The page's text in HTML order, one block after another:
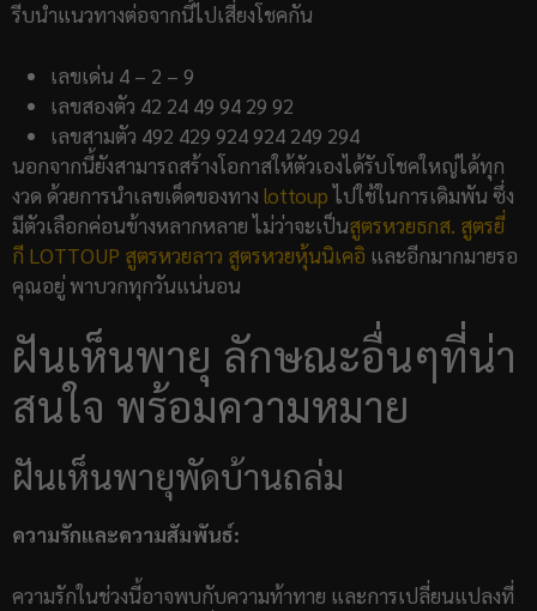
รีบนำแนวทางต่อจากนี้ไปเสี่ยงโชคกัน
เลขเด่น 4 – 2 – 9
เลขสองตัว 42 24 49 94 29 92
เลขสามตัว 492 429 924 924 249 294
นอกจากนี้ยังสามารถสร้างโอกาสให้ตัวเองได้รับโชคใหญ่ได้ทุก
งวด ด้วยการนำเลขเด็ดของทาง lottoupไปใช้ในการเดิมพัน ซึ่ง
มีตัวเลือกค่อนข้างหลากหลาย ไม่ว่าจะเป็นสูตรหวยธกส. สูตรยี่
กี LOTTOUP สูตรหวยลาว สูตรหวยหุ้นนิเคอิ และอีกมากมายรอ
คุณอยู่ พาบวกทุกวันแน่นอน
ฝันเห็นพายุ ลักษณะอื่นๆที่น่า
สนใจ พร้อมความหมาย
ฝันเห็นพายุพัดบ้านถล่ม
ความรักและความสัมพันธ์:
ความรักในช่วงนี้อาจพบกับความท้าทาย และการเปลี่ยนแปลงที่